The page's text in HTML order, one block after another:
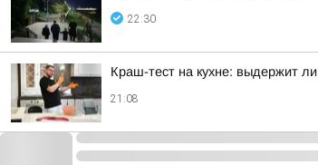
22:30
Краш-тест на кухне: выдержит
21:08